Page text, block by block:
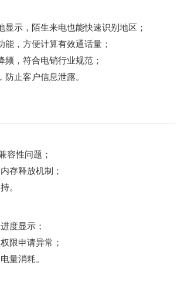
显示，陌生来电也能快速识别地区；
能，方便计算有效通话量；
频，符合电销行业规范；
止客户信息泄露。
容性问题；
存释放机制；
。
度显示；
限申请异常；
量消耗。